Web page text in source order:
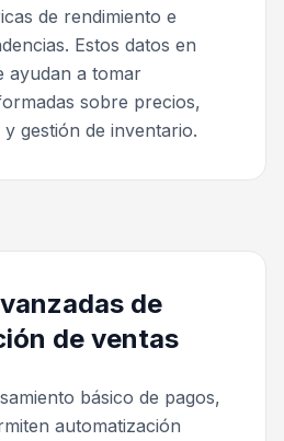
de rendimiento e
Estos datos en
ayudan a tomar
sobre precios,
gestión de inventario.
de
de ventas
básico de pagos,
automatización